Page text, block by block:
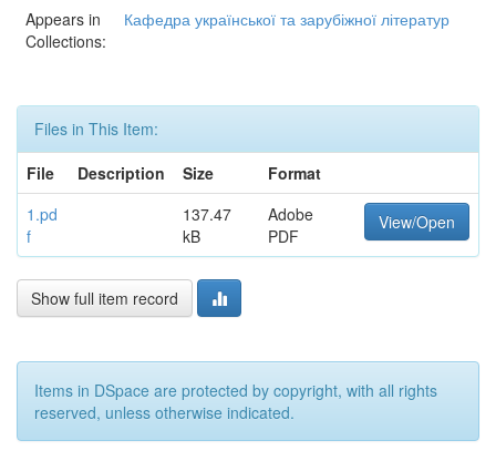
Appears in
Collections:
Кафедра української та зарубіжної літератур
Files in This Item:
File
Description Size
Format
1.pd
f
137.47
kB
Adobe
PDF
View/Open
Show full item record
Items in DSpace are protected by copyright, with all rights
reserved, unless otherwise indicated.